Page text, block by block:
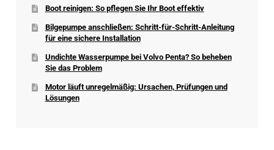
Boot reinigen: So pflegen Sie Ihr Boot effektiv
Bilgepumpe anschließen: Schritt-für-Schritt-Anleitung
für eine sichere Installation
Undichte Wasserpumpe bei Volvo Penta? So beheben
Sie das Problem
Motor läuft unregelmäßig: Ursachen, Prüfungen und
Lösungen